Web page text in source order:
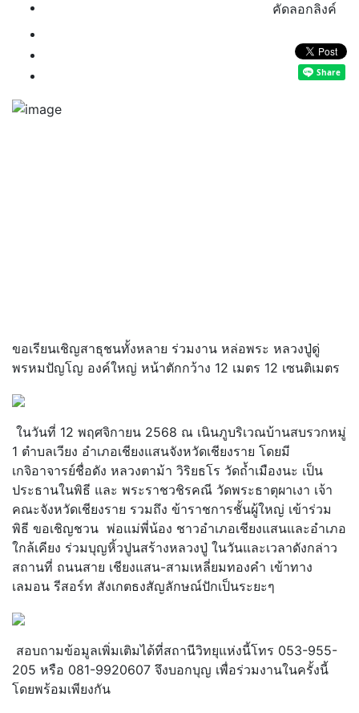
คัดลอกลิงค์
ขอเรียนเชิญสาธุชนทั้งหลาย ร่วมงาน หล่อพระ หลวงปู่ดู่
พรหมปัญโญ องค์ใหญ่ หน้าตักกว้าง 12 เมตร 12 เซนติเมตร
ในวันที่ 12 พฤศจิกายน 2568 ณ เนินภูบริเวณบ้านสบรวกหมู่
1 ตำบลเวียง อำเภอเชียงแสนจังหวัดเชียงราย โดยมี
เกจิอาจารย์ชื่อดัง หลวงตาม้า วิริยธโร วัดถ้ำเมืองนะ เป็น
ประธานในพิธี และ พระราชวชิรคณี วัดพระธาตุผาเงา เจ้า
คณะจังหวัดเชียงราย รวมถึง ข้าราชการชั้นผู้ใหญ่ เข้าร่วม
พิธี ขอเชิญชวน พ่อแม่พี่น้อง ชาวอำเภอเชียงแสนและอำเภอ
ใกล้เคียง ร่วมบุญหิ้วปูนสร้างหลวงปู่ ในวันและเวลาดังกล่าว
สถานที่ ถนนสาย เชียงแสน-สามเหลี่ยมทองคำ เข้าทาง
เลมอน รีสอร์ท สังเกตธงสัญลักษณ์ปักเป็นระยะๆ
สอบถามข้อมูลเพิ่มเติมได้ที่สถานีวิทยุแห่งนี้โทร 053-955-
205 หรือ 081-9920607 จึงบอกบุญ เพื่อร่วมงานในครั้งนี้
โดยพร้อมเพียงกัน